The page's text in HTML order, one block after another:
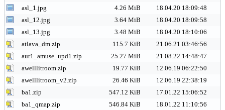
asl_1.jpg
4.26 MiB
18.04.20 18:09:48
asl_12.jpg
3.64 MiB
18.04.20 18:09:58
asl_13.jpg
3.48 MiB
18.04.20 18:10:06
atlava_dm.zip
115.7 KiB
21.06.21 03:46:56
aur1_amuse_upd1.zip
25.27 MiB
21.08.22 14:48:47
awelllitroom.zip
19.77 KiB
12.06.19 06:22:50
awelllitroom_v2.zip
26.46 KiB
12.06.19 22:38:19
ba1.zip
547.12 KiB
17.01.22 15:06:52
ba1_qmap.zip
546.84 KiB
18.01.22 11:10:56